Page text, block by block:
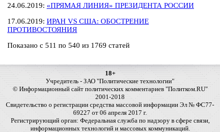
24.06.2019: «ПРЯМАЯ ЛИНИЯ» ПРЕЗИДЕНТА РОССИИ
17.06.2019: ИРАН VS США: ОБОСТРЕНИЕ
ПРОТИВОСТОЯНИЯ
Показано с 511 по 540 из 1769 статей
18+
Учредитель - ЗАО "Политические технологии"
© Информационный сайт политических комментариев "Политком.RU"
2001-2018
Свидетельство о регистрации средства массовой информации Эл № ФС77-
69227 от 06 апреля 2017 г.
Регистрирующий орган: Федеральная служба по надзору в сфере связи,
информационных технологий и массовых коммуникаций.